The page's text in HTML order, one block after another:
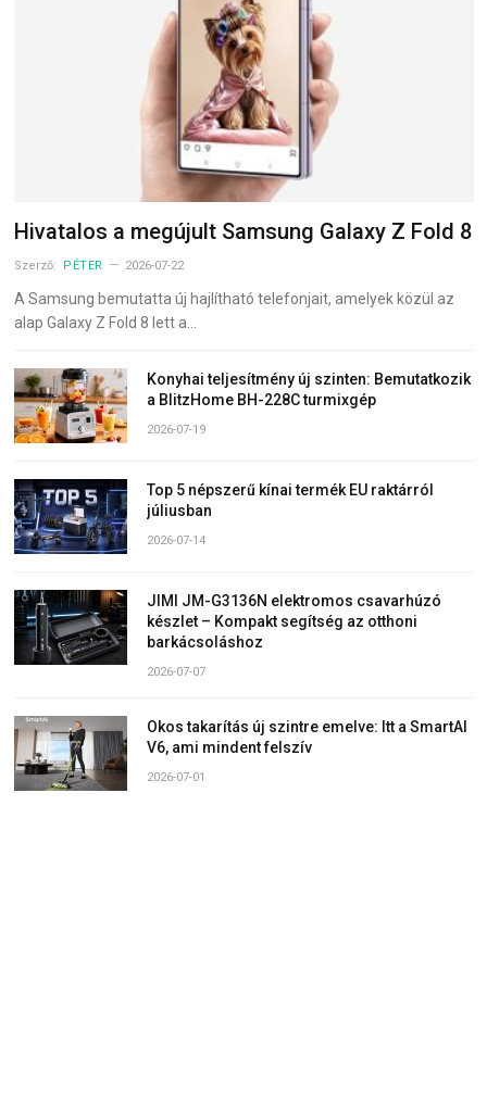
Hivatalos a megújult Samsung Galaxy Z Fold 8
Szerző: PÉTER 2026-07-22
A Samsung bemutatta új hajlítható telefonjait, amelyek közül az
alap Galaxy Z Fold 8 lett a…
Konyhai teljesítmény új szinten: Bemutatkozik
a BlitzHome BH-228C turmixgép
2026-07-19
Top 5 népszerű kínai termék EU raktárról
júliusban
2026-07-14
JIMI JM-G3136N elektromos csavarhúzó
készlet – Kompakt segítség az otthoni
barkácsoláshoz
2026-07-07
Okos takarítás új szintre emelve: Itt a SmartAI
V6, ami mindent felszív
2026-07-01